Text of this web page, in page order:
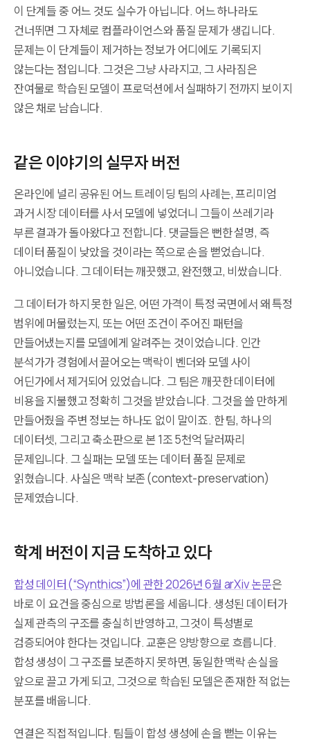
이 단계들 중 어느 것도 실수가 아닙니다. 어느 하나라도
건너뛰면 그 자체로 컴플라이언스와 품질 문제가 생깁니다.
문제는 이 단계들이 제거하는 정보가 어디에도 기록되지
않는다는 점입니다. 그것은 그냥 사라지고, 그 사라짐은
잔여물로 학습된 모델이 프로덕션에서 실패하기 전까지 보이지
않은 채로 남습니다.
같은 이야기의 실무자 버전
온라인에 널리 공유된 어느 트레이딩 팀의 사례는, 프리미엄
과거 시장 데이터를 사서 모델에 넣었더니 그들이 쓰레기라
부른 결과가 돌아왔다고 전합니다. 댓글들은 뻔한 설명, 즉
데이터 품질이 낮았을 것이라는 쪽으로 손을 뻗었습니다.
아니었습니다. 그 데이터는 깨끗했고, 완전했고, 비쌌습니다.
그 데이터가 하지 못한 일은, 어떤 가격이 특정 국면에서 왜 특정
범위에 머물렀는지, 또는 어떤 조건이 주어진 패턴을
만들어냈는지를 모델에게 알려주는 것이었습니다. 인간
분석가가 경험에서 끌어오는 맥락이 벤더와 모델 사이
어딘가에서 제거되어 있었습니다. 그 팀은 깨끗한 데이터에
비용을 지불했고 정확히 그것을 받았습니다. 그것을 쓸 만하게
만들어줬을 주변 정보는 하나도 없이 말이죠. 한 팀, 하나의
데이터셋, 그리고 축소판으로 본 1조 5천억 달러짜리
문제입니다. 그 실패는 모델 또는 데이터 품질 문제로
읽혔습니다. 사실은 맥락 보존(context-preservation)
문제였습니다.
학계 버전이 지금 도착하고 있다
합성 데이터(“Synthics”)에 관한 2026년 6월 arXiv 논문은
바로 이 요건을 중심으로 방법론을 세웁니다. 생성된 데이터가
실제 관측의 구조를 충실히 반영하고, 그것이 특성별로
검증되어야 한다는 것입니다. 교훈은 양방향으로 흐릅니다.
합성 생성이 그 구조를 보존하지 못하면, 동일한 맥락 손실을
앞으로 끌고 가게 되고, 그것으로 학습된 모델은 존재한 적 없는
분포를 배웁니다.
연결은 직접적입니다. 팀들이 합성 생성에 손을 뻗는 이유는